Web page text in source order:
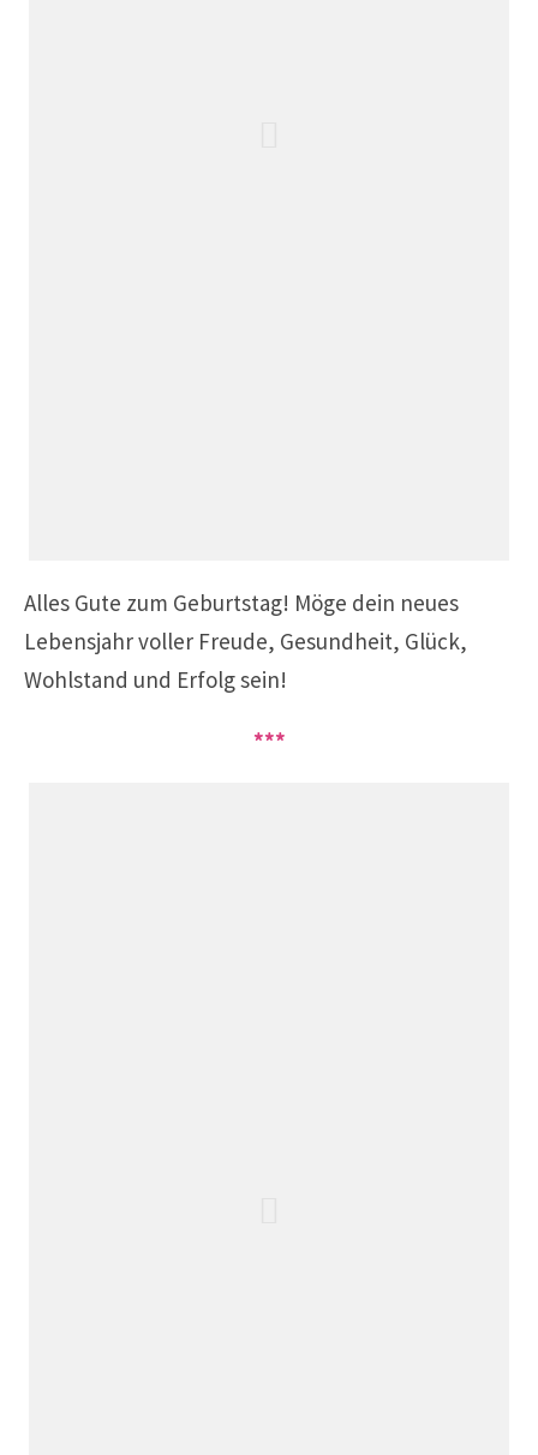
Alles Gute zum Geburtstag! Möge dein neues
Lebensjahr voller Freude, Gesundheit, Glück,
Wohlstand und Erfolg sein!
***